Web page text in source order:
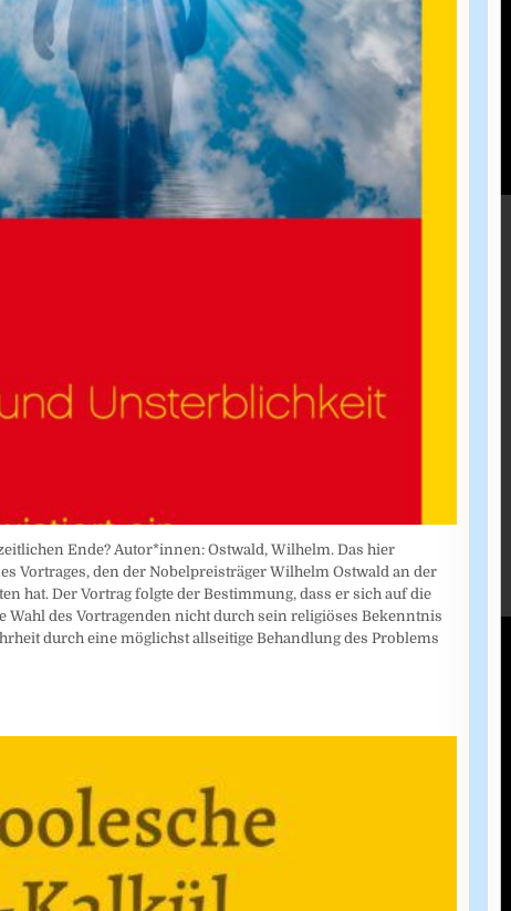
Ende? Autor*innen: Ostwald, Wilhelm. Das hier
Vortrages, den der Nobelpreisträger Wilhelm Ostwald an der
hat. Der Vortrag folgte der Bestimmung, dass er sich auf die
des Vortragenden nicht durch sein religiöses Bekenntnis
durch eine möglichst allseitige Behandlung des Problems